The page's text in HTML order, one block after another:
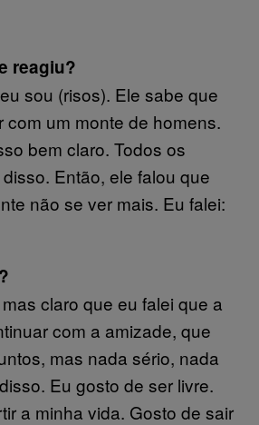
reagiu?
sou (risos). Ele sabe que
com um monte de homens.
bem claro. Todos os
Então, ele falou que
não se ver mais. Eu falei:
claro que eu falei que a
com a amizade, que
mas nada sério, nada
Eu gosto de ser livre.
a minha vida. Gosto de sair